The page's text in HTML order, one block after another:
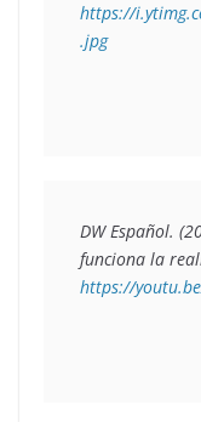
https://
.jpg
DW Español.
funciona la
https://